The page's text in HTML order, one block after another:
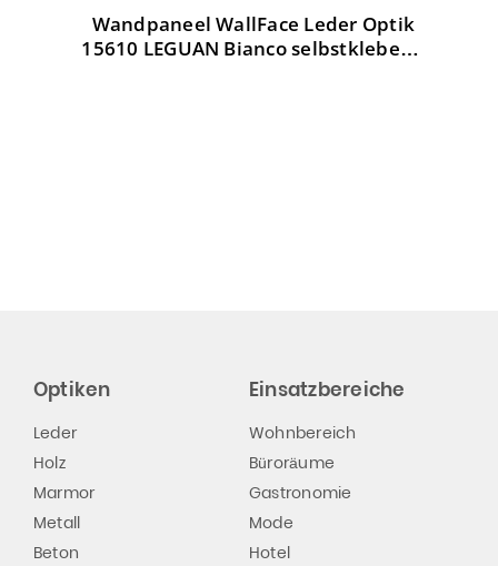
Wandpaneel WallFace Leder Optik
15610 LEGUAN Bianco selbstklebend
Optiken
Leder
Holz
Marmor
Metall
Beton
Einsatzbereiche
Wohnbereich
Büroräume
Gastronomie
Mode
Hotel